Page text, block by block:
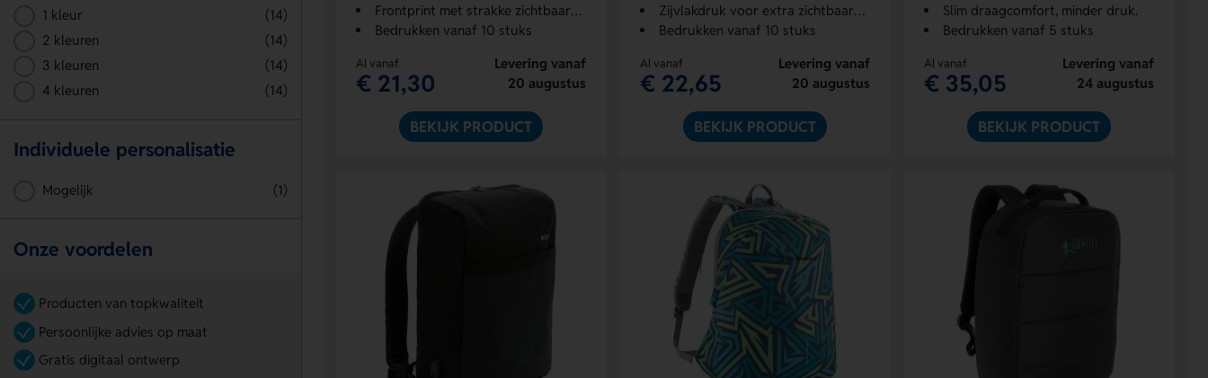
Frontprint met strakke zichtbaarheid
Bedrukken vanaf 10 stuks
Al vanaf
€ 21,30
Levering vanaf
20 augustus
BEKIJK PRODUCT
Zijvlakdruk voor extra zichtbaarheid
Bedrukken vanaf 10 stuks
Al vanaf
€ 22,65
Levering vanaf
20 augustus
BEKIJK PRODUCT
Slim draagcomfort, minder druk.
Bedrukken vanaf 5 stuks
Al vanaf
€ 35,05
Levering vanaf
24 augustus
BEKIJK PRODUCT
1 kleur
(14)
2 kleuren
(14)
3 kleuren
(14)
4 kleuren
(14)
Individuele personalisatie
Mogelijk (1)
Onze voordelen
Producten van topkwaliteit
Persoonlijke advies op maat
Gratis digitaal ontwerp